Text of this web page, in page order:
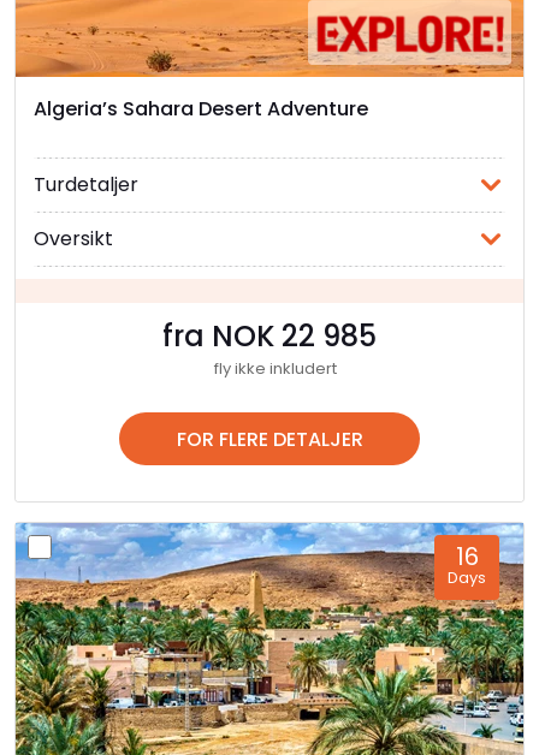
Algeria’s Sahara Desert Adventure
Turdetaljer
Oversikt
fra NOK 22 985
fly ikke inkludert
FOR FLERE DETALJER
16
Days